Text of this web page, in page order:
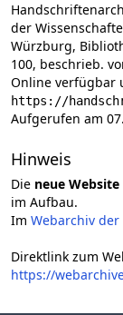
der
Würzburg,
100, beschrieb.
Online verfügbar
https://
Aufgerufen am
Hinweis
Die neue Website
im Aufbau.
Im Webarchiv der
Direktlink zum
https://